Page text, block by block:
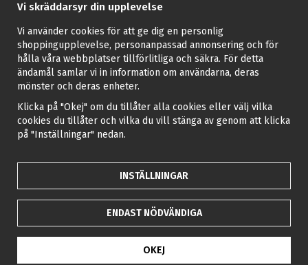
Vi skräddarsyr din upplevelse
Vi använder cookies för att ge dig en personlig
shoppingupplevelse, personanpassad annonsering och för
hålla våra webbplatser tillförlitliga och säkra. För detta
ändamål samlar vi in information om användarna, deras
mönster och deras enheter.
Klicka på "Okej" om du tillåter alla cookies eller välj vilka
cookies du tillåter och vilka du vill stänga av genom att klicka
på "Inställningar" nedan.
INSTÄLLNINGAR
ENDAST NÖDVÄNDIGA
OKEJ